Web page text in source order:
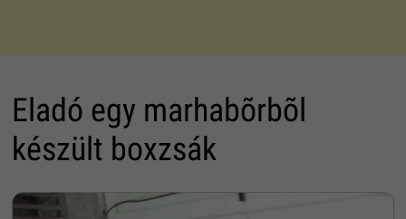
Eladó egy marhabõrbõl
készült boxzsák